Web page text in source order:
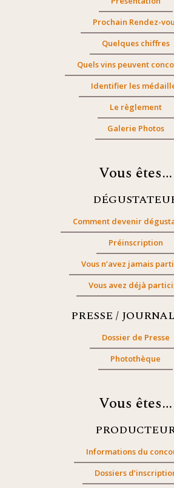
Prochain Rendez-
Quelques chiffres
Quels vins peuvent
Identifier les
Le règlement
Galerie Photos
Vous êtes…
Comment devenir
Préinscription
Vous n’avez jamais
Vous avez déjà
PRESSE /
Dossier de Presse
Photothèque
Vous êtes…
Informations du
Dossiers